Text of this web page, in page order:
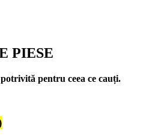
PIESE
pentru ceea ce cauți.